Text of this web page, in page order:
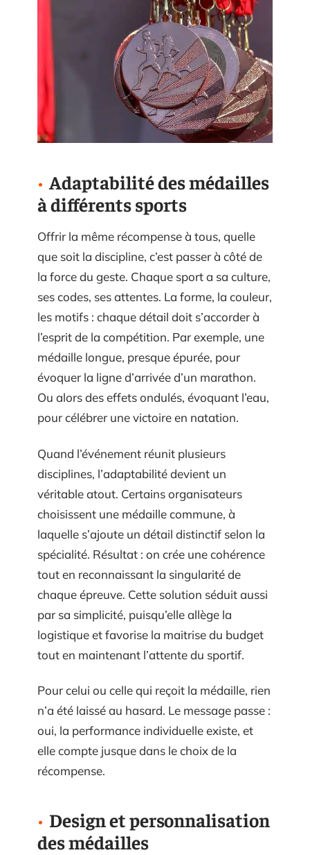
Adaptabilité des médailles
à différents sports
Offrir la même récompense à tous, quelle
que soit la discipline, c’est passer à côté de
la force du geste. Chaque sport a sa culture,
ses codes, ses attentes. La forme, la couleur,
les motifs : chaque détail doit s’accorder à
l’esprit de la compétition. Par exemple, une
médaille longue, presque épurée, pour
évoquer la ligne d’arrivée d’un marathon.
Ou alors des effets ondulés, évoquant l’eau,
pour célébrer une victoire en natation.
Quand l’événement réunit plusieurs
disciplines, l’adaptabilité devient un
véritable atout. Certains organisateurs
choisissent une médaille commune, à
laquelle s’ajoute un détail distinctif selon la
spécialité. Résultat : on crée une cohérence
tout en reconnaissant la singularité de
chaque épreuve. Cette solution séduit aussi
par sa simplicité, puisqu’elle allège la
logistique et favorise la maitrise du budget
tout en maintenant l’attente du sportif.
Pour celui ou celle qui reçoit la médaille, rien
n’a été laissé au hasard. Le message passe :
oui, la performance individuelle existe, et
elle compte jusque dans le choix de la
récompense.
Design et personnalisation
des médailles